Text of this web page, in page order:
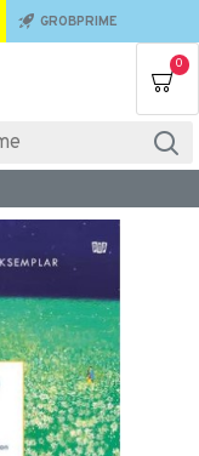
GROBPRIME
0